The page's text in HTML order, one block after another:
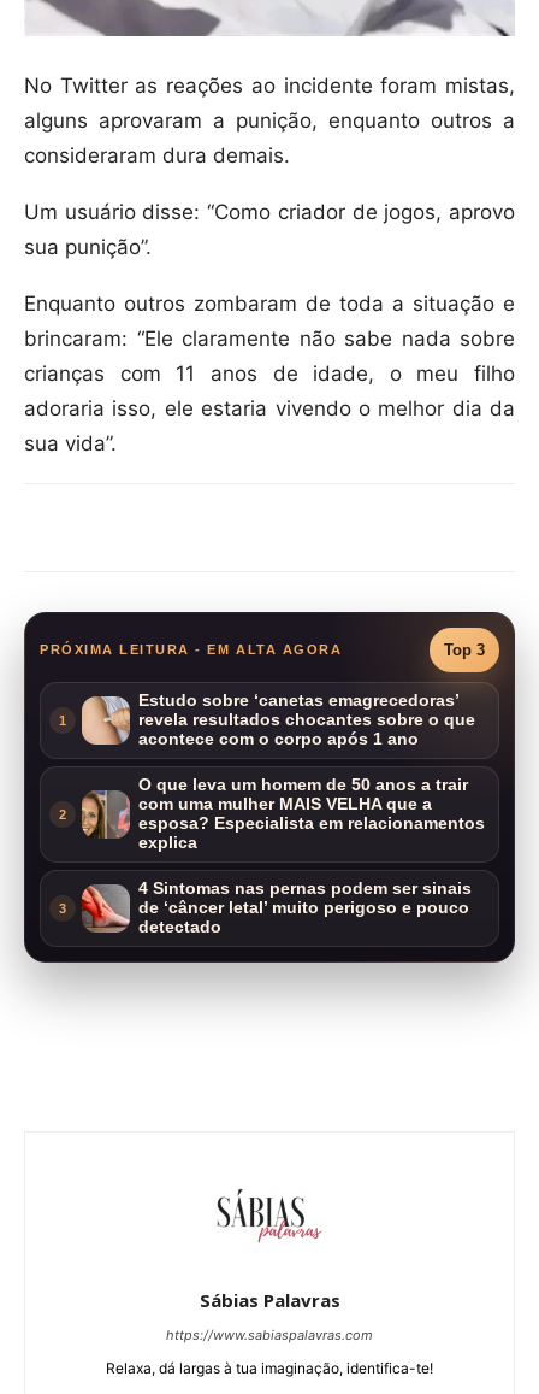
No Twitter as reações ao incidente foram mistas,
alguns aprovaram a punição, enquanto outros a
consideraram dura demais.
Um usuário disse: “Como criador de jogos, aprovo
sua punição”.
Enquanto outros zombaram de toda a situação e
brincaram: “Ele claramente não sabe nada sobre
crianças com 11 anos de idade, o meu filho
adoraria isso, ele estaria vivendo o melhor dia da
sua vida”.
PRÓXIMA LEITURA - EM ALTA AGORA Top 3
1
Estudo sobre ‘canetas emagrecedoras’
revela resultados chocantes sobre o que
acontece com o corpo após 1 ano
2
O que leva um homem de 50 anos a trair
com uma mulher MAIS VELHA que a
esposa? Especialista em relacionamentos
explica
3
4 Sintomas nas pernas podem ser sinais
de ‘câncer letal’ muito perigoso e pouco
detectado
Sábias Palavras
https://www.sabiaspalavras.com
Relaxa, dá largas à tua imaginação, identifica-te!